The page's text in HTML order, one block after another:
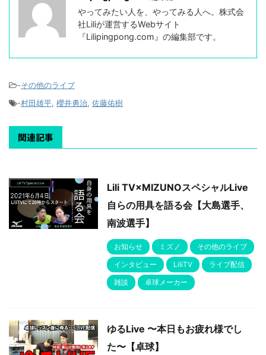
やってみたい人を、やってみる人へ。株式会
社Liliが運営するWebサイト
『Lilipingpong.com』の編集部です。
-その他のライブ
-村田雄平, 櫻井勇治, 佐藤佑樹
関連記事
Lili TV×MIZUNOスペシャルLive
自らの用具を語る会【大島選手、
南波選手】
お知らせ ミズノ
その他のライブ
インタビュー
LiliTV
ライブ配信
雑談
卓球メーカー
ゆるLive 〜本日もお疲れ様でし
た〜【卓球】